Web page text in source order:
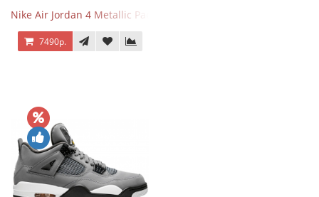
Nike Air Jordan 4 Metallic Pack University Red
7490р.